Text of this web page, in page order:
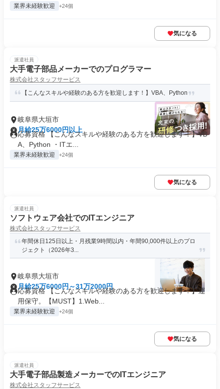
業界未経験歓迎 +24個
気になる
派遣社員
大手電子部品メーカーでのプログラマー
株式会社スタッフサービス
【こんなスキルや経験のある方を歓迎します！】VBA、Python
岐阜県大垣市
月給25万6000円以上
応募資格 【こんなスキルや経験のある方を歓迎します！】VB
A、Python ・ITエ...
業界未経験歓迎 +24個
気になる
派遣社員
ソフトウェア会社でのITエンジニア
株式会社スタッフサービス
年間休日125日以上・月残業9時間以内・年間90,000件以上のプロ
ジェクト（2026年3...
岐阜県大垣市
月給25万6000円～31万2000円
応募資格 【こんなスキルや経験のある方を歓迎します！】運
用保守。【MUST】1.Web...
業界未経験歓迎 +24個
気になる
派遣社員
大手電子部品製造メーカーでのITエンジニア
株式会社スタッフサービス